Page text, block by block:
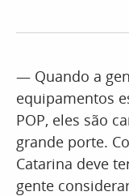
— Quando a
equipamentos
POP, eles são
grande porte.
Catarina deve
gente